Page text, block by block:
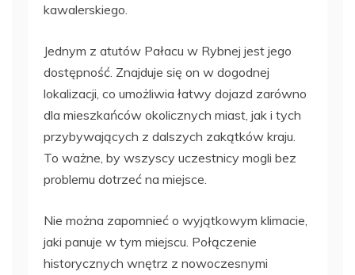
kawalerskiego.
Jednym z atutów Pałacu w Rybnej jest jego
dostępność. Znajduje się on w dogodnej
lokalizacji, co umożliwia łatwy dojazd zarówno
dla mieszkańców okolicznych miast, jak i tych
przybywających z dalszych zakątków kraju.
To ważne, by wszyscy uczestnicy mogli bez
problemu dotrzeć na miejsce.
Nie można zapomnieć o wyjątkowym klimacie,
jaki panuje w tym miejscu. Połączenie
historycznych wnętrz z nowoczesnymi